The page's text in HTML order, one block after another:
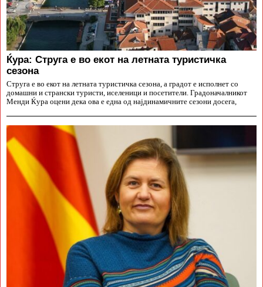
Ќура: Струга е во екот на летната туристичка
сезона
Струга е во екот на летната туристичка сезона, а градот е исполнет со
домашни и странски туристи, иселеници и посетители. Градоначалникот
Менди Ќура оцени дека ова е една од најдинамичните сезони досега,